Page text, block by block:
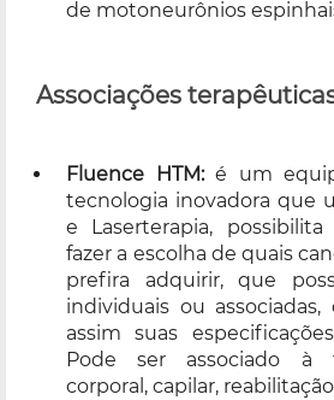
de motoneurônios
Associações
Fluence HTM:é um
tecnologia inovadora que
e Laserterapia, possibilita
fazer a escolha de quais
prefira adquirir, que
individuais ou
assim suas
Pode ser associado à
corporal, capilar,